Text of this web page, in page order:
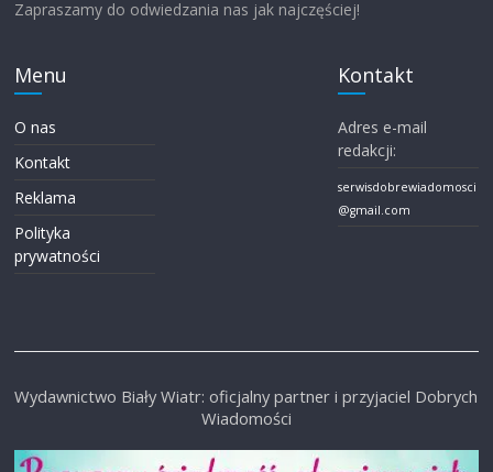
Zapraszamy do odwiedzania nas jak najczęściej!
Menu
O nas
Kontakt
Reklama
Polityka
prywatności
Kontakt
Adres e-mail
redakcji:
serwisdobrewiadomosci
@gmail.com
Wydawnictwo Biały Wiatr: oficjalny partner i przyjaciel Dobrych
Wiadomości